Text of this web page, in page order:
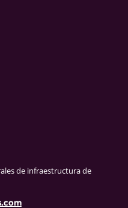
de infraestructura de